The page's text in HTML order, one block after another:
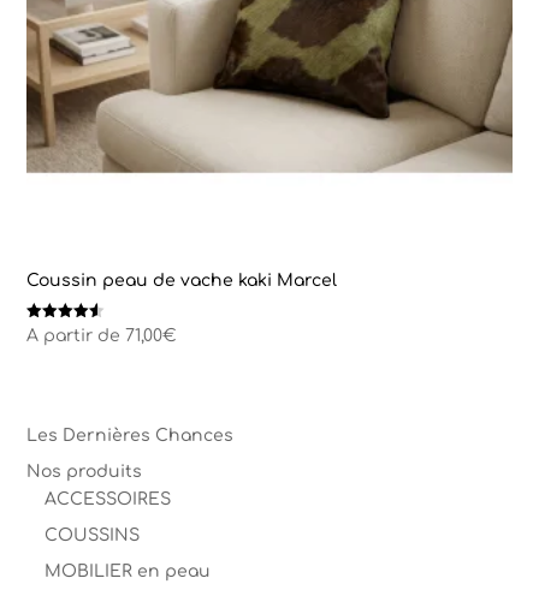
Coussin peau de vache kaki Marcel
Note
4.50
A partir de 71,00€
Les Dernières Chances
Nos produits
ACCESSOIRES
COUSSINS
MOBILIER en peau